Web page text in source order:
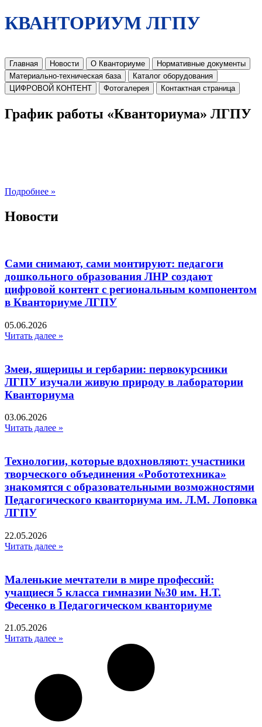
КВАНТОРИУМ ЛГПУ
Главная Новости О Кванториуме
Нормативные документы
Материально-техническая база
Каталог оборудования
ЦИФРОВОЙ КОНТЕНТ
Фотогалерея Контактная страница
График работы «Кванториума» ЛГПУ
Подробнее »
Новости
Сами снимают, сами монтируют: педагоги
дошкольного образования ЛНР создают
цифровой контент с региональным компонентом
в Кванториуме ЛГПУ​
05.06.2026
Читать далее »
Змеи, ящерицы и гербарии: первокурсники
ЛГПУ изучали живую природу в лаборатории
Кванториума
03.06.2026
Читать далее »
Технологии, которые вдохновляют: участники
творческого объединения «Робототехника»
знакомятся с образовательными возможностями
Педагогического кванториума им. Л.М. Лоповка
ЛГПУ
22.05.2026
Читать далее »
Маленькие мечтатели в мире профессий:
учащиеся 5 класса гимназии №30 им. Н.Т.
Фесенко в Педагогическом кванториуме
21.05.2026
Читать далее »